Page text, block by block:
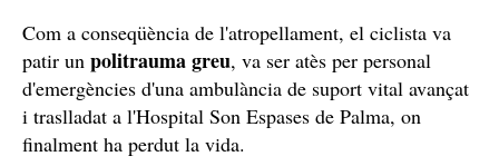
Com a conseqüència de l'atropellament, el ciclista va
patir un politrauma greu, va ser atès per personal
d'emergències d'una ambulància de suport vital avançat
i traslladat a l'Hospital Son Espases de Palma, on
finalment ha perdut la vida.